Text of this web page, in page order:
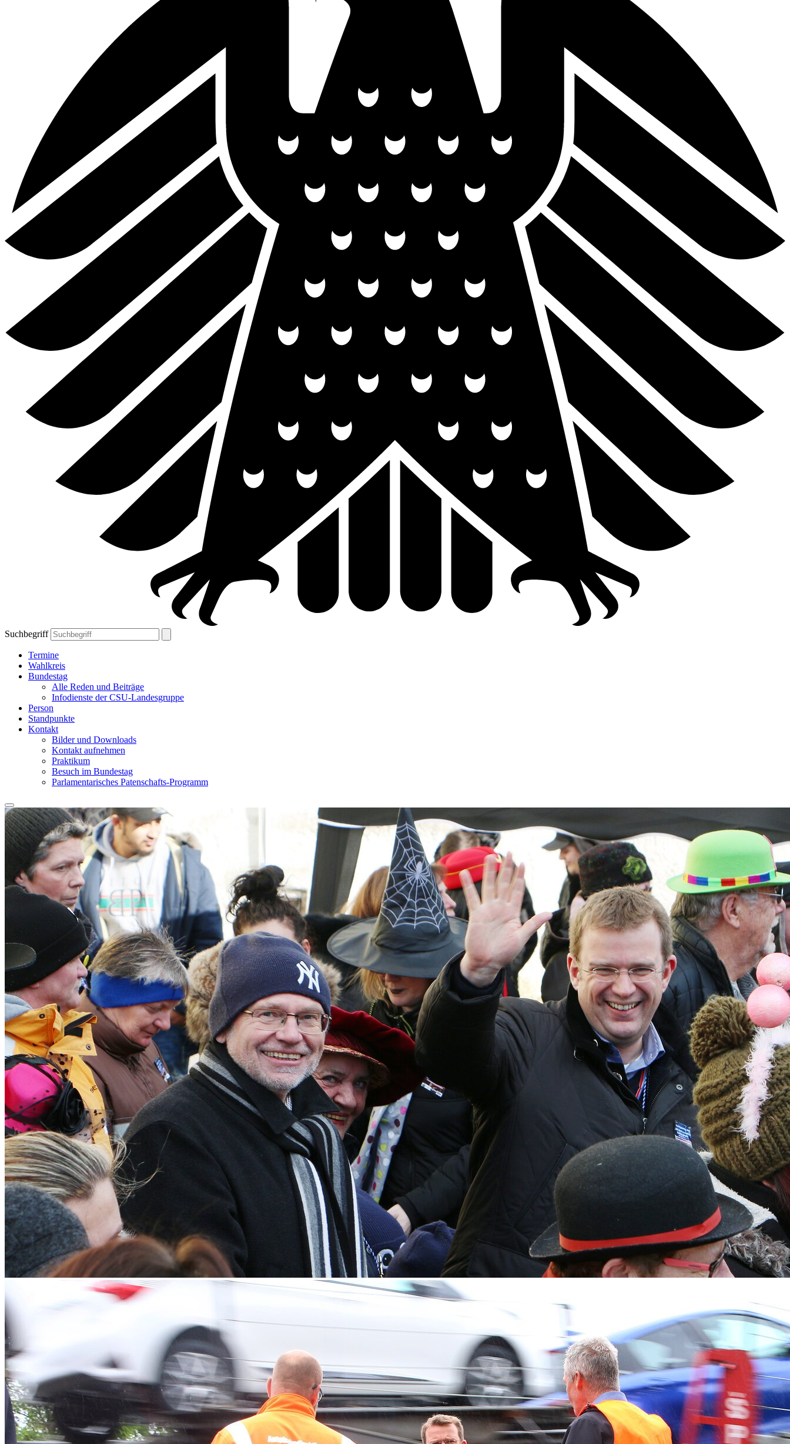
Suchbegriff
Termine
Wahlkreis
Bundestag
Alle Reden und Beiträge
Infodienste der CSU-Landesgruppe
Person
Standpunkte
Kontakt
Bilder und Downloads
Kontakt aufnehmen
Praktikum
Besuch im Bundestag
Parlamentarisches Patenschafts-Programm